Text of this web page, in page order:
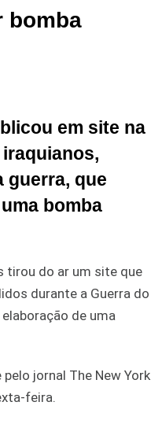
bomba
em site na
guerra, que
bomba
tirou do ar um site que
durante a Guerra do
de uma
jornal The New York
feira.